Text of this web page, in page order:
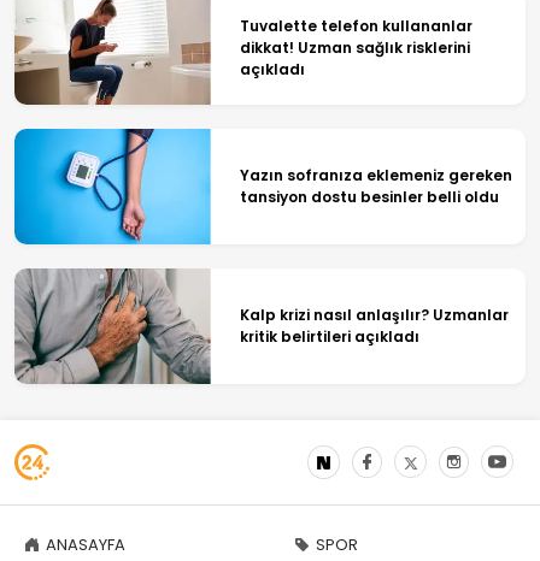
Tuvalette telefon kullananlar
dikkat! Uzman sağlık risklerini
açıkladı
Yazın sofranıza eklemeniz gereken
tansiyon dostu besinler belli oldu
Kalp krizi nasıl anlaşılır? Uzmanlar
kritik belirtileri açıkladı
ANASAYFA
SPOR